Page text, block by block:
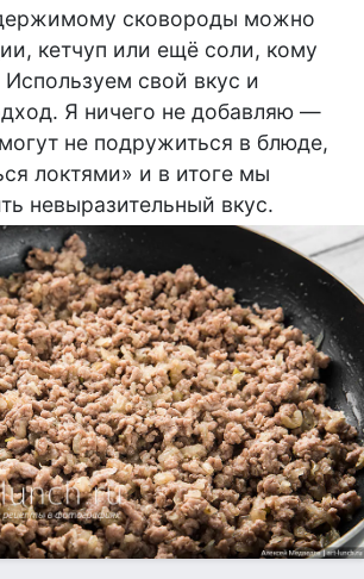
сковороды можно
кетчуп или ещё соли, кому
свой вкус и
Я ничего не добавляю —
не подружиться в блюде,
локтями» и в итоге мы
невыразительный вкус.